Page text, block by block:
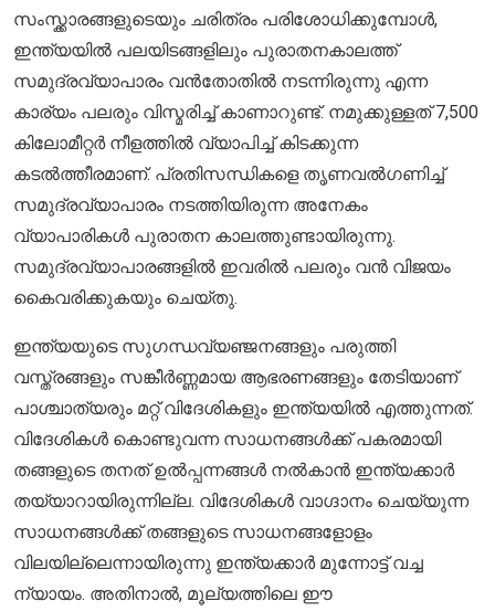
സംസ്ക്കാരങ്ങളുടെയും ചരിത്രം പരിശോധിക്കുമ്പോൾ,
ഇന്ത്യയിൽ പലയിടങ്ങളിലും പുരാതനകാലത്ത്
സമുദ്രവ്യാപാരം വൻതോതിൽ നടന്നിരുന്നു എന്ന
കാര്യം പലരും വിസ്മരിച്ച് കാണാറുണ്ട്. നമുക്കുള്ളത് 7,500
കിലോമീറ്റർ നീളത്തിൽ വ്യാപിച്ച് കിടക്കുന്ന
കടൽത്തീരമാണ്. പ്രതിസന്ധികളെ തൃണവൽഗണിച്ച്
സമുദ്രവ്യാപാരം നടത്തിയിരുന്ന അനേകം
വ്യാപാരികൾ പുരാതന കാലത്തുണ്ടായിരുന്നു.
സമുദ്രവ്യാപാരങ്ങളിൽ ഇവരിൽ പലരും വൻ വിജയം
കൈവരിക്കുകയും ചെയ്തു.
ഇന്ത്യയുടെ സുഗന്ധവ്യഞ്ജനങ്ങളും പരുത്തി
വസ്ത്രങ്ങളും സങ്കീർണ്ണമായ ആഭരണങ്ങളും തേടിയാണ്
പാശ്ചാത്യരും മറ്റ് വിദേശികളും ഇന്ത്യയിൽ എത്തുന്നത്.
വിദേശികൾ കൊണ്ടുവന്ന സാധനങ്ങൾക്ക് പകരമായി
തങ്ങളുടെ തനത് ഉൽപ്പന്നങ്ങൾ നൽകാൻ ഇന്ത്യക്കാർ
തയ്യാറായിരുന്നില്ല. വിദേശികൾ വാഗ്ദാനം ചെയ്യുന്ന
സാധനങ്ങൾക്ക് തങ്ങളുടെ സാധനങ്ങളോളം
വിലയില്ലെന്നായിരുന്നു ഇന്ത്യക്കാർ മുന്നോട്ട് വച്ച
ന്യായം. അതിനാൽ, മൂല്യത്തിലെ ഈ